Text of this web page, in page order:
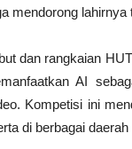
mendorong
dan rangkaian
AI
Kompetisi ini
di berbagai daerah